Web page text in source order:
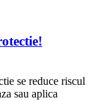
se reduce riscul
sau aplica